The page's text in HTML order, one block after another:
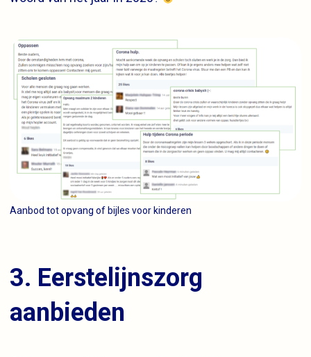
Aanbod tot opvang of bijles voor kinderen
3. Eerstelijnszorg
aanbieden